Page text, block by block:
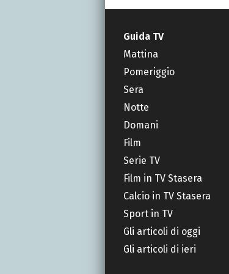
Guida TV
Mattina
Pomeriggio
Sera
Notte
Domani
Film
Serie TV
Film in TV Stasera
Calcio in TV Stasera
Sport in TV
Gli articoli di oggi
Gli articoli di ieri